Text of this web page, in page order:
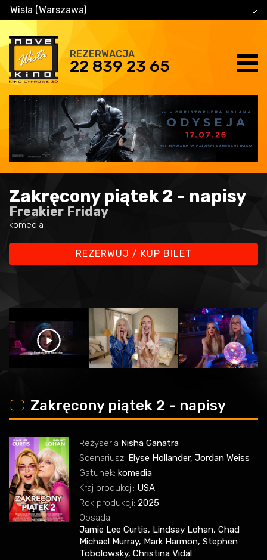
Wisła (Warszawa)
REZERWACJA
22 839 23 65
Zakręcony piątek 2 - napisy
Freakier Friday
komedia
REZERWUJ / KUP BILET
o Zakręcony piątek 2 - napisy
Reżyseria Nisha Ganatra
Scenariusz: Elyse Hollander, Jordan Weiss
Gatunek: komedia
Kraj produkcji: USA
Rok produkcji: 2025
Obsada:
Jamie Lee Curtis, Lindsay Lohan, Chad
Michael Murray, Mark Harmon, Stephen
Tobolowsky, Christina Vidal